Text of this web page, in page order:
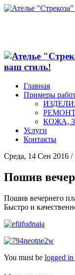
Главная
Примеры
КОЖА,
Услуги
Контакты
Среда, 14 Сен 2016 /
Пошив
Пошив вечернего
Быстро и
You must be logged in